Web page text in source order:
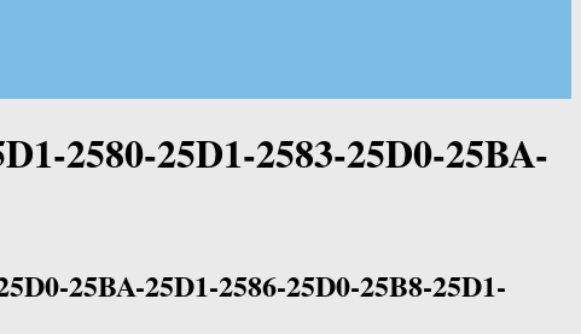
2580-25D1-2583-25D0-25BA-
25BA-25D1-2586-25D0-25B8-25D1-